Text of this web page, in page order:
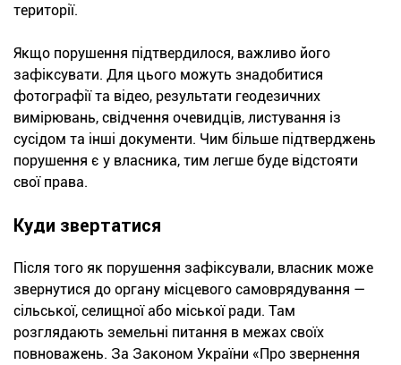
території.
Якщо порушення підтвердилося, важливо його
зафіксувати. Для цього можуть знадобитися
фотографії та відео, результати геодезичних
вимірювань, свідчення очевидців, листування із
сусідом та інші документи. Чим більше підтверджень
порушення є у власника, тим легше буде відстояти
свої права.
Куди звертатися
Після того як порушення зафіксували, власник може
звернутися до органу місцевого самоврядування —
сільської, селищної або міської ради. Там
розглядають земельні питання в межах своїх
повноважень. За Законом України «Про звернення